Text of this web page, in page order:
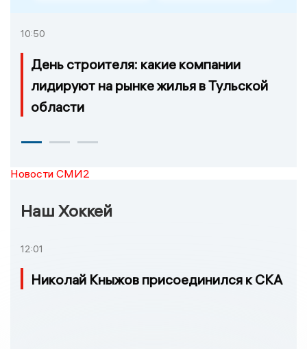
10:50
День строителя: какие компании
лидируют на рынке жилья в Тульской
области
Новости СМИ2
Наш Хоккей
12:01
Николай Кныжов присоединился к СКА